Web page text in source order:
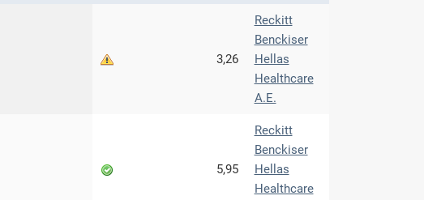
3,26
Reckitt
Benckiser
Hellas
Healthcare
Α.Ε.
5,95
Reckitt
Benckiser
Hellas
Healthcare